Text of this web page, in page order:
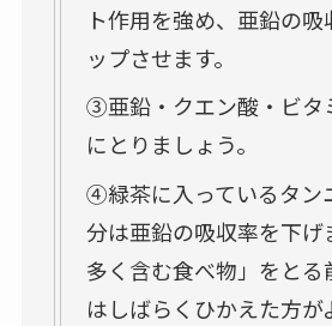
ト作用を強め、亜鉛の
ップさせます。
③亜鉛・クエン酸・ビタ
にとりましょう。
④緑茶に入っているタン
分は亜鉛の吸収率を下げ
多く含む食べ物」をと
はしばらくひかえた方が